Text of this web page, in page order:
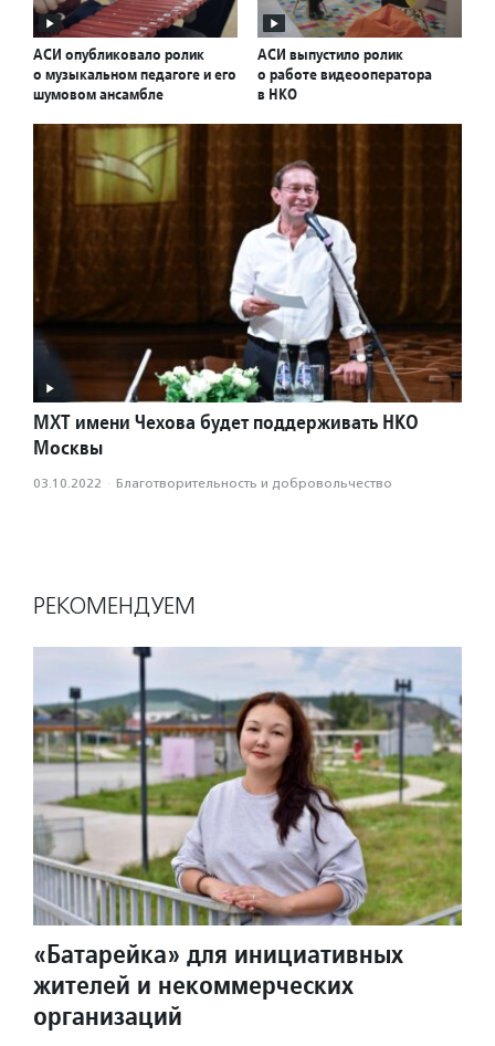
АСИ опубликовало ролик
о музыкальном педагоге и его
шумовом ансамбле
АСИ выпустило ролик
о работе видеооператора
в НКО
МХТ имени Чехова будет поддерживать НКО
Москвы
03.10.2022 · Благотвори­тель­ность и доброволь­чест­во
РЕКОМЕНДУЕМ
«Батарейка» для инициативных
жителей и некоммерческих
организаций